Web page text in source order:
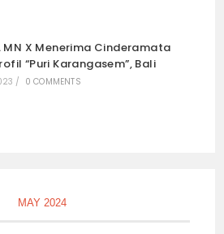
MN X Menerima Cinderamata
“Puri Karangasem”, Bali
/ 0 COMMENTS
MAY 2024